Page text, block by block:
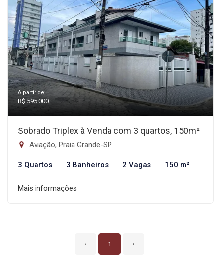
A partir de:
R$ 595.000
Sobrado Triplex à Venda com 3 quartos, 150m²
Aviação, Praia Grande-SP
3 Quartos 3 Banheiros 2 Vagas 150 m²
Mais informações
‹ 1 ›